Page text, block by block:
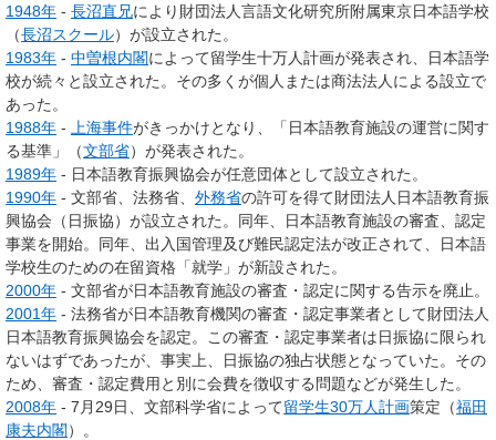
1948年 - 長沼直兄により財団法人言語文化研究所附属東京日本語学校
（長沼スクール）が設立された。
1983年 - 中曽根内閣によって留学生十万人計画が発表され、日本語学
校が続々と設立された。その多くが個人または商法法人による設立で
あった。
1988年 - 上海事件がきっかけとなり、「日本語教育施設の運営に関す
る基準」（文部省）が発表された。
1989年 - 日本語教育振興協会が任意団体として設立された。
1990年 - 文部省、法務省、 外務省の許可を得て財団法人日本語教育振
興協会（日振協）が設立された。同年、日本語教育施設の審査、認定
事業を開始。同年、出入国管理及び難民認定法が改正されて、日本語
学校生のための在留資格「就学」が新設された。
2000年 - 文部省が日本語教育施設の審査・認定に関する告示を廃止。
2001年 - 法務省が日本語教育機関の審査・認定事業者として財団法人
日本語教育振興協会を認定。この審査・認定事業者は日振協に限られ
ないはずであったが、事実上、日振協の独占状態となっていた。その
ため、審査・認定費用と別に会費を徴収する問題などが発生した。
2008年 - 7月29日、文部科学省によって留学生30万人計画策定（福田
康夫内閣）。